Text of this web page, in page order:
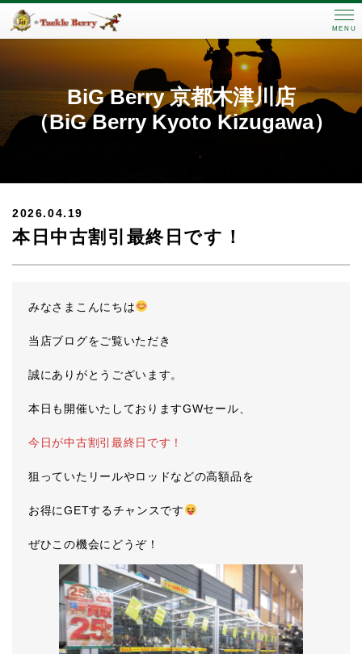
MENU
BiG Berry 京都木津川店
（BiG Berry Kyoto Kizugawa）
2026.04.19
本日中古割引最終日です！
みなさまこんにちは
当店ブログをご覧いただき
誠にありがとうございます。
本日も開催いたしておりますGWセール、
今日が中古割引最終日です！
狙っていたリールやロッドなどの高額品を
お得にGETするチャンスです
ぜひこの機会にどうぞ！